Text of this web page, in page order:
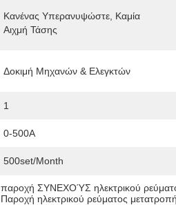
Κανένας Υπερανυψώστε, Καμία
Αιχμή Τάσης
Δοκιμή Μηχανών & Ελεγκτών
1
0-500A
500set/month
παροχή ΣΥΝΕΧΟΎΣ ηλεκτρικού
Παροχή ηλεκτρικού ρεύματος